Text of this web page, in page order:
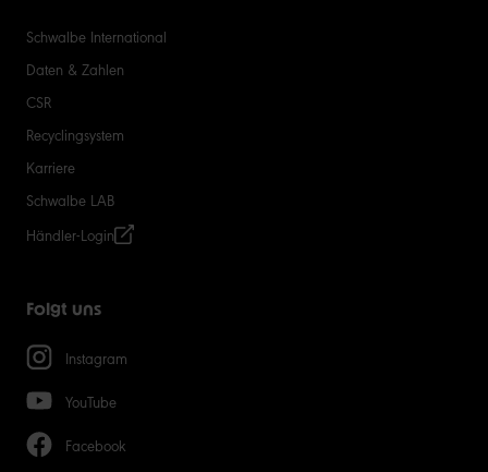
Schwalbe International
Daten & Zahlen
CSR
Recyclingsystem
Karriere
Schwalbe LAB
Händler-Login
Folgt uns
Instagram
YouTube
Facebook